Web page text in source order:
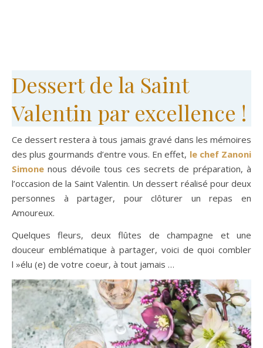
Dessert de la Saint
Valentin par excellence !
Ce dessert restera à tous jamais gravé dans les mémoires
des plus gourmands d’entre vous. En effet, le chef Zanoni
Simone nous dévoile tous ces secrets de préparation, à
l’occasion de la Saint Valentin. Un dessert réalisé pour deux
personnes à partager, pour clôturer un repas en
Amoureux.
Quelques fleurs, deux flûtes de champagne et une
douceur emblématique à partager, voici de quoi combler
l »élu (e) de votre coeur, à tout jamais …